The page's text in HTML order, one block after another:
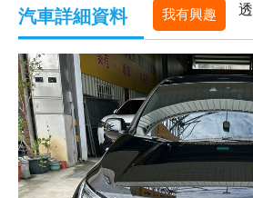
汽車詳細資料 我有興趣